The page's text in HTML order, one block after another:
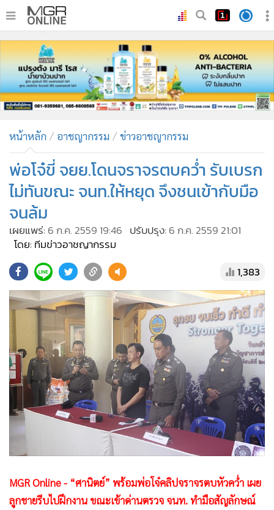
หน้าหลัก
• ทันเหตุการณ์
• ภาคใต้
• ภูมิภาค
• บันเทิง
ผู้จัดการรายวัน
• คอลัมนิสต์
• ละคร
• CbizReview
• Cyber BIZ
• Good health & Well-being
• Green Innovation & SD
• Management & HR
MGR Live
• Infographic
• การเมือง
• ท่องเที่ยว
• กีฬา
• ต่างประเทศ
• จีน
• ชุมชน-คุณภาพชีวิต
หน้าหลัก อาชญากรรม ข่าวอาชญากรรม
พ่อโจ๋ขี่ จยย.โดนจราจรตบคว่ำ รับเบรก
ไม่ทันขณะ จนท.ให้หยุด จึงชนเข้ากับมือ
จนล้ม
เผยแพร่:6 ก.ค. 2559 19:46 ปรับปรุง:6 ก.ค. 2559 21:01
โดย: ทีมข่าวอาชญากรรม
1,383
MGR Online - “ศานิตย์” พร้อมพ่อโจ๋คลิปจราจรตบหัวคว่ำ เผย
ลูกชายรีบไปฝึกงาน ขณะเข้าด่านตรวจ จนท. ทำมือสัญลักษณ์